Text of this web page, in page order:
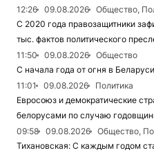
12:26
09.08.2026
Общество,
С 2020 года правозащитники
тыс. фактов политического
11:50
09.08.2026
Общество
С начала года от огня в
11:01
09.08.2026
Политика
Евросоюз и демократические
белорусами по случаю
09:58
09.08.2026
Общество,
Тихановская: С каждым годом